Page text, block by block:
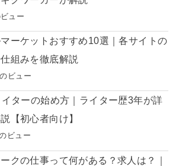
ュー
ーケットおすすめ10選｜各サイトの
組みを徹底解説
ビュー
ターの始め方｜ライター歴3年が詳
【初心者向け】
ビュー
クの仕事って何がある？求人は？｜